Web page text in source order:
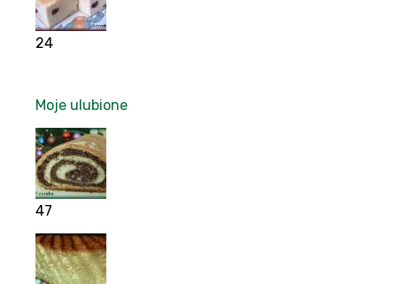
24
Moje ulubione
47